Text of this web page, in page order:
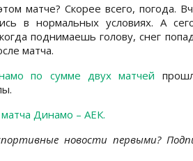
матче? Скорее всего, погода.
в нормальных условиях. А
поднимаешь голову, снег
матча.
по сумме двух матчей
Динамо – АЕК.
новости первыми?